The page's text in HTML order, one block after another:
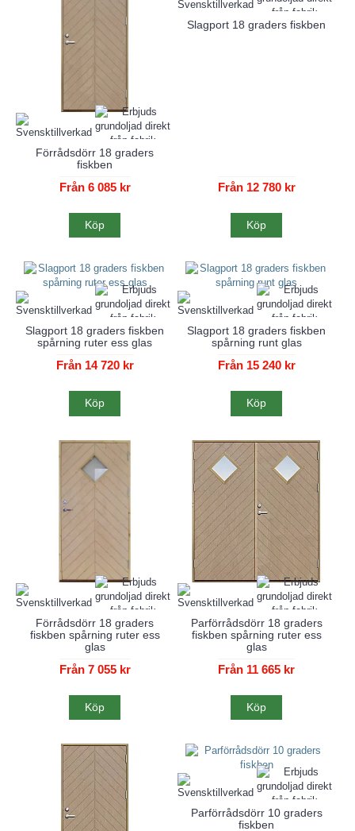
Förrådsdörr 18 graders
fiskben
Från 6 085 kr
Köp
Slagport 18 graders fiskben
Från 12 780 kr
Köp
Slagport 18 graders fiskben
spårning ruter ess glas
Från 14 720 kr
Köp
Slagport 18 graders fiskben
spårning runt glas
Från 15 240 kr
Köp
Förrådsdörr 18 graders
fiskben spårning ruter ess
glas
Från 7 055 kr
Köp
Parförrådsdörr 18 graders
fiskben spårning ruter ess
glas
Från 11 665 kr
Köp
Parförrådsdörr 10 graders
fiskben